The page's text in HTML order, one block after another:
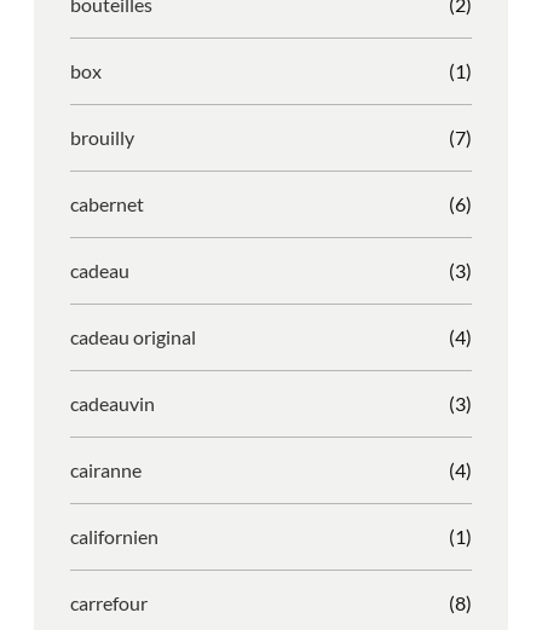
box (1)
brouilly (7)
cabernet (6)
cadeau (3)
cadeau original (4)
cadeauvin (3)
cairanne (4)
californien (1)
carrefour (8)